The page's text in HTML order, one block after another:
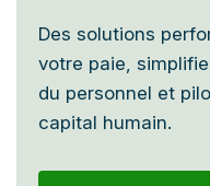
Des solutions
votre paie,
du personnel et
capital humain.